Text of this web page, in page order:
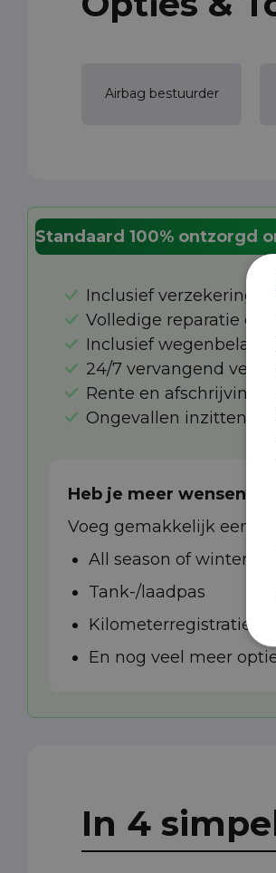
Airbag bestuurder
Standaard 100% ontzorgd
Inclusief verzekering
Volledige reparatie en
Inclusief
24/7 vervangend
Rente en afschrijving
Ongevallen
Heb je meer wensen?
Voeg gemakkelijk een
All season of
Tank-/laadpas
Kilometerregistratie
En nog veel meer
In 4